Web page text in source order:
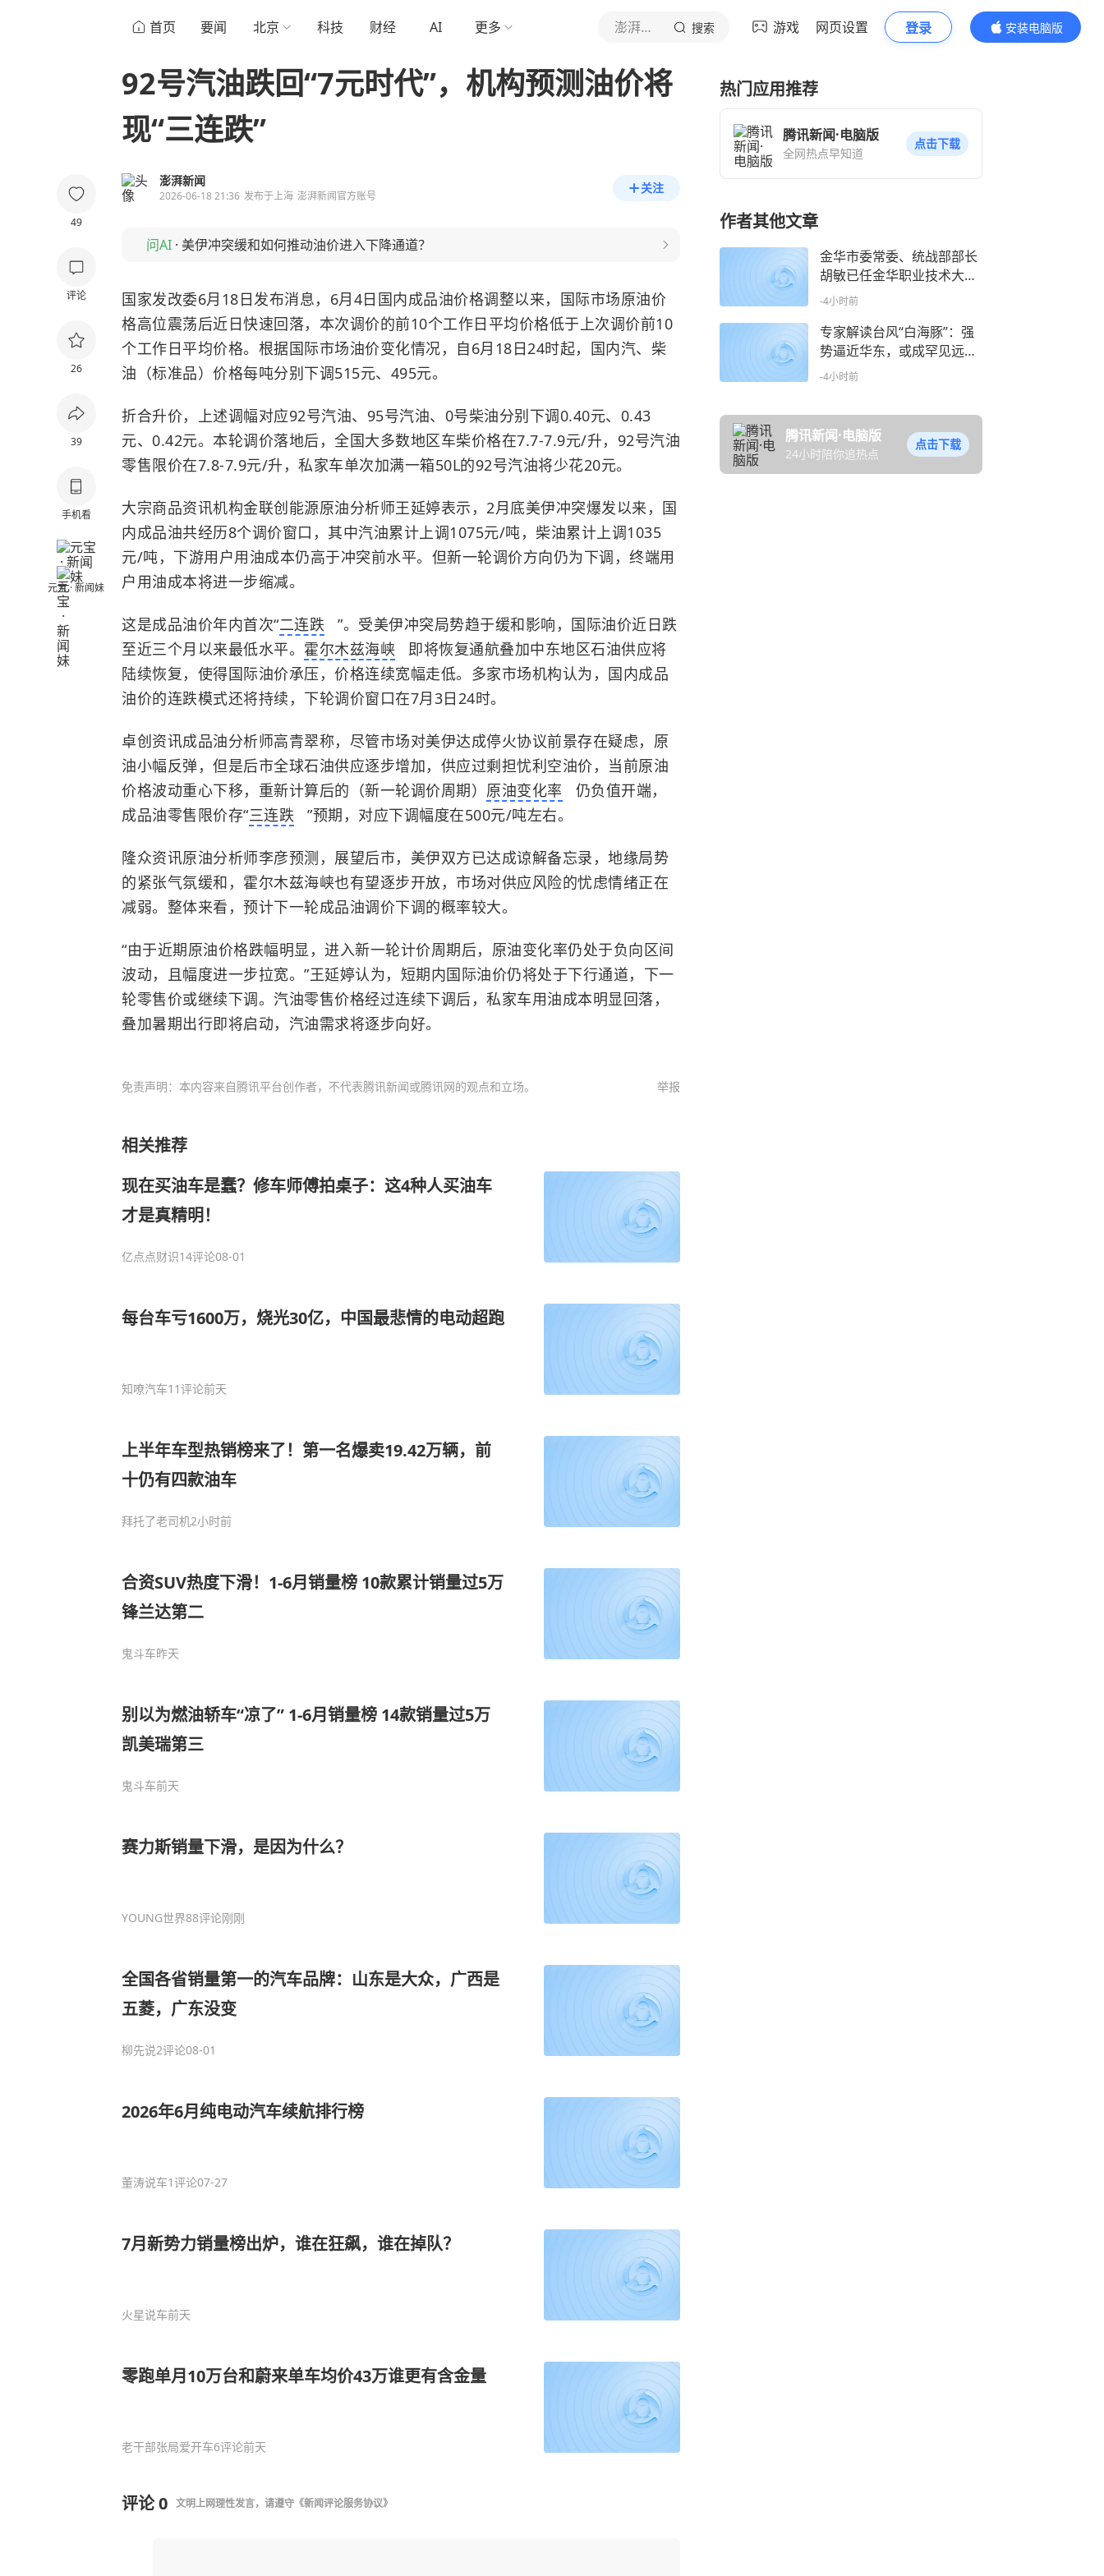
首页 要闻 北京 科技 财经 AI 更多 澎湃新闻 搜索 游戏 网页设置 登录
安装电脑版
内容更精彩
49
评论
26
39
手机看
元宝 · 新闻妹
92号汽油跌回“7元时代”，机构预测油价将
现“三连跌”
澎湃新闻
2026-06-18 21:36 发布于上海 澎湃新闻官方账号
关注
问AI · 美伊冲突缓和如何推动油价进入下降通道？
国家发改委6月18日发布消息，6月4日国内成品油价格调整以来，国际市场原油价
格高位震荡后近日快速回落，本次调价的前10个工作日平均价格低于上次调价前10
个工作日平均价格。根据国际市场油价变化情况，自6月18日24时起，国内汽、柴
油（标准品）价格每吨分别下调515元、495元。
折合升价，上述调幅对应92号汽油、95号汽油、0号柴油分别下调0.40元、0.43
元、0.42元。本轮调价落地后，全国大多数地区车柴价格在7.7-7.9元/升，92号汽油
零售限价在7.8-7.9元/升，私家车单次加满一箱50L的92号汽油将少花20元。
大宗商品资讯机构金联创能源原油分析师王延婷表示，2月底美伊冲突爆发以来，国
内成品油共经历8个调价窗口，其中汽油累计上调1075元/吨，柴油累计上调1035
元/吨，下游用户用油成本仍高于冲突前水平。但新一轮调价方向仍为下调，终端用
户用油成本将进一步缩减。
这是成品油价年内首次“二连跌
”。受美伊冲突局势趋于缓和影响，国际油价近日跌
至近三个月以来最低水平。 霍尔木兹海峡
即将恢复通航叠加中东地区石油供应将
陆续恢复，使得国际油价承压，价格连续宽幅走低。多家市场机构认为，国内成品
油价的连跌模式还将持续，下轮调价窗口在7月3日24时。
卓创资讯成品油分析师高青翠称，尽管市场对美伊达成停火协议前景存在疑虑，原
油小幅反弹，但是后市全球石油供应逐步增加，供应过剩担忧利空油价，当前原油
价格波动重心下移，重新计算后的（新一轮调价周期） 原油变化率
仍负值开端，
成品油零售限价存“三连跌 ”预期，对应下调幅度在500元/吨左右。
隆众资讯原油分析师李彦预测，展望后市，美伊双方已达成谅解备忘录，地缘局势
的紧张气氛缓和，霍尔木兹海峡也有望逐步开放，市场对供应风险的忧虑情绪正在
减弱。整体来看，预计下一轮成品油调价下调的概率较大。
“由于近期原油价格跌幅明显，进入新一轮计价周期后，原油变化率仍处于负向区间
波动，且幅度进一步拉宽。”王延婷认为，短期内国际油价仍将处于下行通道，下一
轮零售价或继续下调。汽油零售价格经过连续下调后，私家车用油成本明显回落，
叠加暑期出行即将启动，汽油需求将逐步向好。
免责声明：本内容来自腾讯平台创作者，不代表腾讯新闻或腾讯网的观点和立场。 举报
相关推荐
现在买油车是蠢？修车师傅拍桌子：这4种人买油车
才是真精明！
亿点点财识14评论08-01
每台车亏1600万，烧光30亿，中国最悲情的电动超跑
知嘹汽车11评论前天
上半年车型热销榜来了！第一名爆卖19.42万辆，前
十仍有四款油车
拜托了老司机2小时前
合资SUV热度下滑！1-6月销量榜 10款累计销量过5万
锋兰达第二
鬼斗车昨天
别以为燃油轿车“凉了” 1-6月销量榜 14款销量过5万
凯美瑞第三
鬼斗车前天
赛力斯销量下滑，是因为什么？
YOUNG世界88评论刚刚
全国各省销量第一的汽车品牌：山东是大众，广西是
五菱，广东没变
柳先说2评论08-01
2026年6月纯电动汽车续航排行榜
董涛说车1评论07-27
7月新势力销量榜出炉，谁在狂飙，谁在掉队？
火星说车前天
零跑单月10万台和蔚来单车均价43万谁更有含金量
老干部张局爱开车6评论前天
评论0 文明上网理性发言，请遵守 《新闻评论服务协议》
热门应用推荐
腾讯新闻·电脑版
全网热点早知道
点击下载
作者其他文章
金华市委常委、统战部部长
胡敏已任金华职业技术大学
党委书记
-4小时前
专家解读台风“白海豚”：强
势逼近华东，或成罕见远洋
强台风登陆我国
-4小时前
腾讯新闻·电脑版
24小时陪你追热点
点击下载